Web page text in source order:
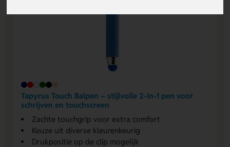
Tapyrus Touch Balpen – stijlvolle 2-in-1 pen voor
schrijven en touchscreen
Zachte touchgrip voor extra comfort
Keuze uit diverse kleurenkeurig
Drukpositie op de clip mogelijk